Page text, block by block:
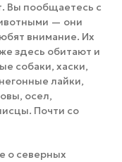
Вы пообщаетесь с
— они
внимание. Их
здесь обитают и
собаки, хаски,
лайки,
осел,
Почти со
о северных